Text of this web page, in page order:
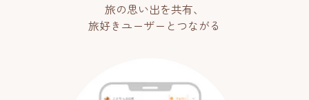
旅の思い出を共有、
旅好きユーザーとつながる